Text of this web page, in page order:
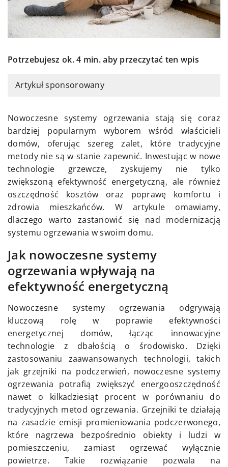
Potrzebujesz ok. 4 min. aby przeczytać ten wpis
Artykuł sponsorowany
Nowoczesne systemy ogrzewania stają się coraz
bardziej popularnym wyborem wśród właścicieli
domów, oferując szereg zalet, które tradycyjne
metody nie są w stanie zapewnić. Inwestując w nowe
technologie grzewcze, zyskujemy nie tylko
zwiększoną efektywność energetyczną, ale również
oszczędność kosztów oraz poprawę komfortu i
zdrowia mieszkańców. W artykule omawiamy,
dlaczego warto zastanowić się nad modernizacją
systemu ogrzewania w swoim domu.
Jak nowoczesne systemy
ogrzewania wpływają na
efektywność energetyczną
Nowoczesne systemy ogrzewania odgrywają
kluczową rolę w poprawie efektywności
energetycznej domów, łącząc innowacyjne
technologie z dbałością o środowisko. Dzięki
zastosowaniu zaawansowanych technologii, takich
jak grzejniki na podczerwień, nowoczesne systemy
ogrzewania potrafią zwiększyć energooszczędność
nawet o kilkadziesiąt procent w porównaniu do
tradycyjnych metod ogrzewania. Grzejniki te działają
na zasadzie emisji promieniowania podczerwonego,
które nagrzewa bezpośrednio obiekty i ludzi w
pomieszczeniu, zamiast ogrzewać wyłącznie
powietrze. Takie rozwiązanie pozwala na